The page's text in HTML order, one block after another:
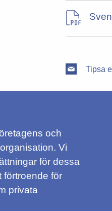
Tipsa
och
Vi
för dessa
förtroende för
privata